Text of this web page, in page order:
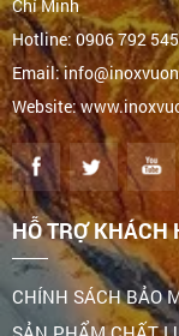
Chí Minh
Hotline: 0906 792 545
Email:
Website:
HỖ TRỢ KHÁCH
CHÍNH SÁCH BẢO